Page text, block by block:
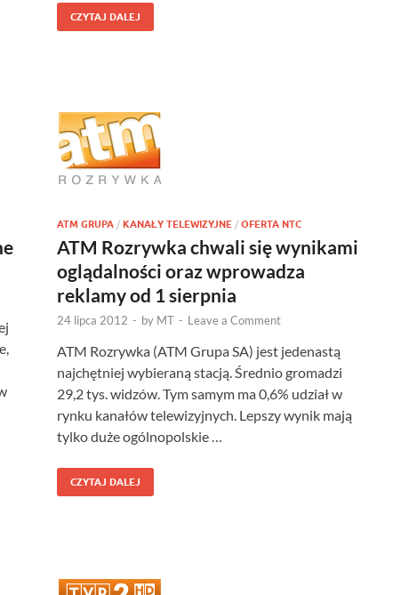
CZYTAJ DALEJ
ATM GRUPA / KANAŁY TELEWIZYJNE / OFERTA NTC
ATM Rozrywka chwali się wynikami
oglądalności oraz wprowadza
reklamy od 1 sierpnia
24 lipca 2012 - by MT - Leave a Comment
ATM Rozrywka (ATM Grupa SA) jest jedenastą
najchętniej wybieraną stacją. Średnio gromadzi
29,2 tys. widzów. Tym samym ma 0,6% udział w
rynku kanałów telewizyjnych. Lepszy wynik mają
tylko duże ogólnopolskie …
CZYTAJ DALEJ